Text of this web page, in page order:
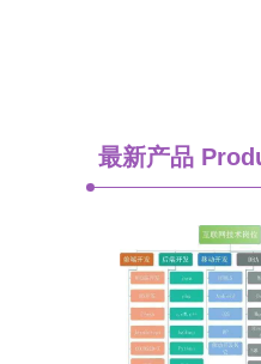
最新产品